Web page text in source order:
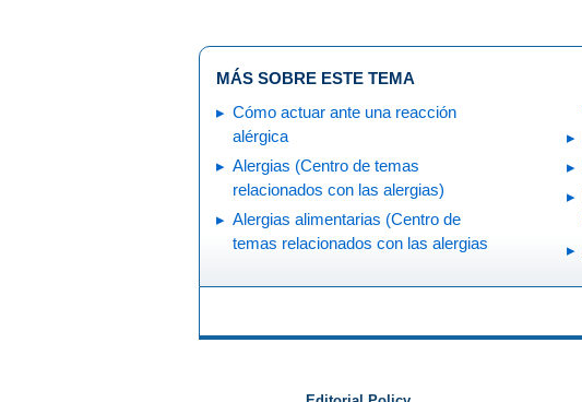
MÁS SOBRE ESTE TEMA
Cómo actuar ante una reacción
alérgica
Alergias (Centro de temas
relacionados con las alergias)
Alergias alimentarias (Centro de
temas relacionados con las alergias